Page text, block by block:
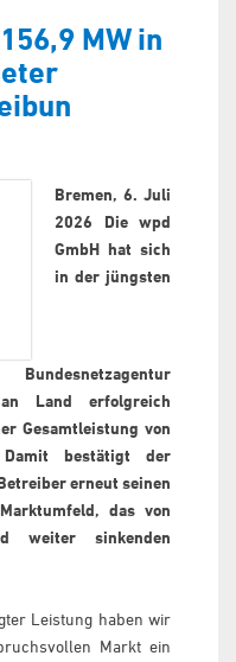
MW in
Bremen, 6. Juli
2026 Die wpd
GmbH hat sich
in der jüngsten
Land erfolgreich
Gesamtleistung von
bestätigt der
erneut seinen
das von
weiter sinkenden
Leistung haben wir
Markt ein